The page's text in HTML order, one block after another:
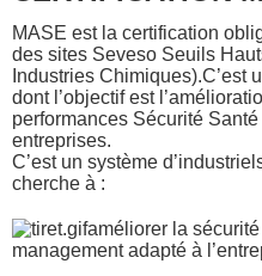
MASE est la certification
des sites Seveso Seuils
Industries Chimiques).C’est
dont l’objectif est
performances Sécurité
entreprises.
C’est un système
cherche à :
améliorer la
management adapté à